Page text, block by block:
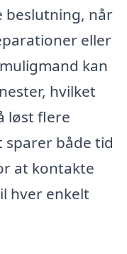
beslutning, når
eller
kan
hvilket
løst flere
sparer både tid
at kontakte
hver enkelt